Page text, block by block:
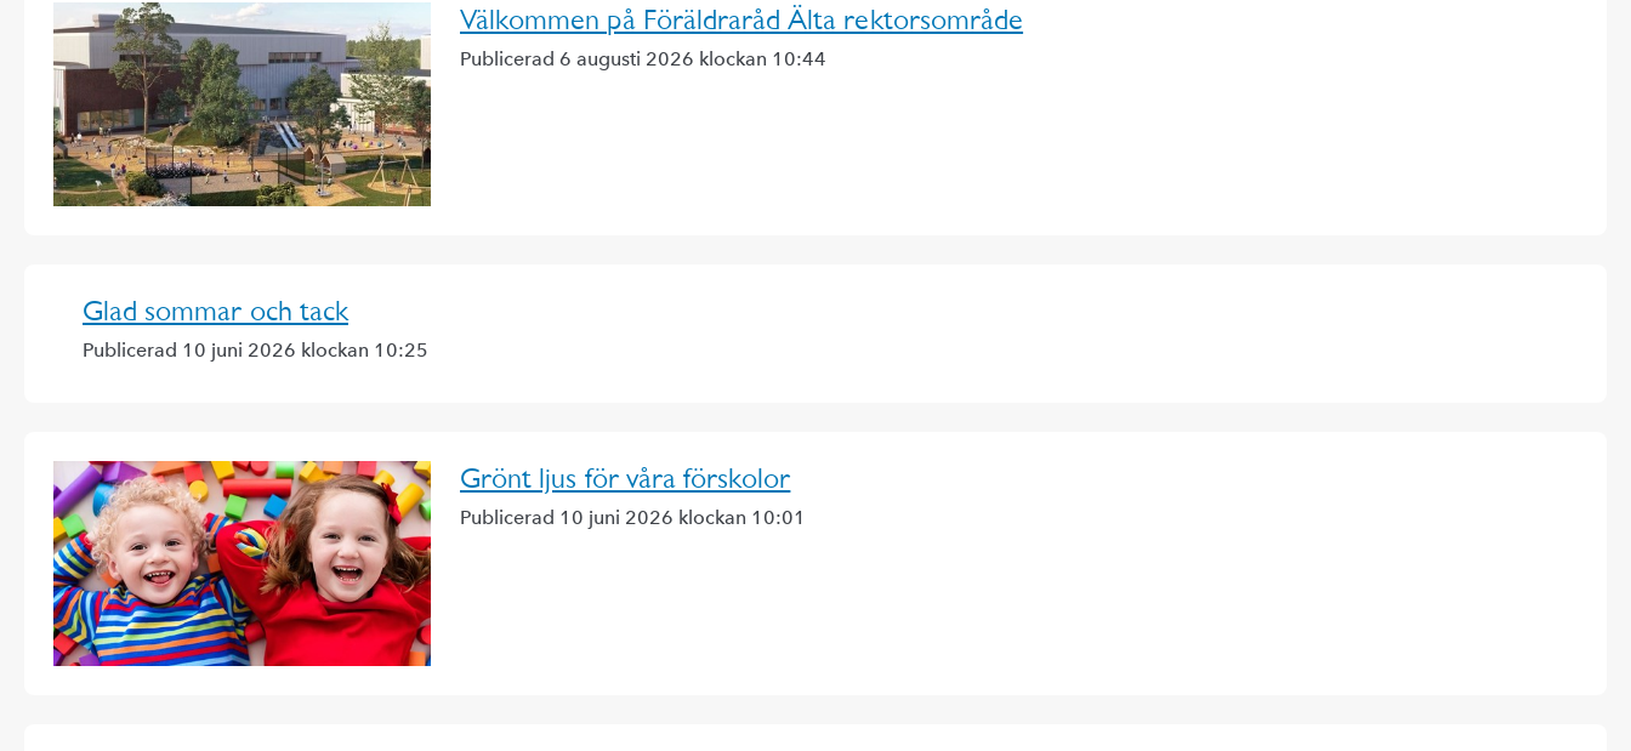
Välkommen på Föräldraråd Älta rektorsområde
Publicerad 6 augusti 2026 klockan 10:44
Glad sommar och tack
Publicerad 10 juni 2026 klockan 10:25
Grönt ljus för våra förskolor
Publicerad 10 juni 2026 klockan 10:01